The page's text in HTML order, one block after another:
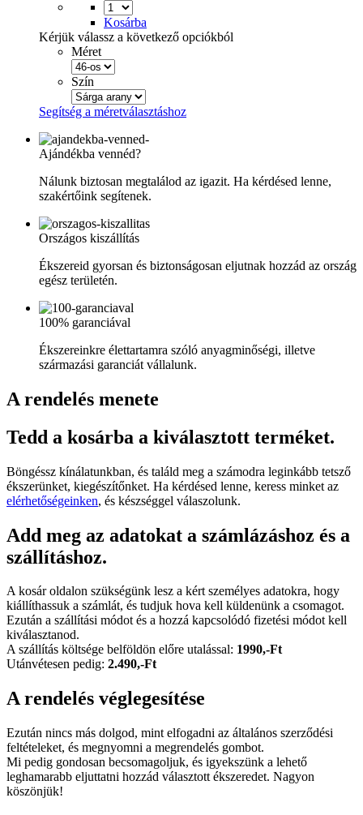
Kosárba
Kérjük válassz a következő opciókból
Méret
Szín
Segítség a méretválasztáshoz
Ajándékba vennéd?
Nálunk biztosan megtalálod az igazit. Ha kérdésed lenne,
szakértőink segítenek.
Országos kiszállítás
Ékszereid gyorsan és biztonságosan eljutnak hozzád az ország
egész területén.
100% garanciával
Ékszereinkre élettartamra szóló anyagminőségi, illetve
származási garanciát vállalunk.
A rendelés menete
Tedd a kosárba a kiválasztott terméket.
Böngéssz kínálatunkban, és találd meg a számodra leginkább tetsző
ékszerünket, kiegészítőnket. Ha kérdésed lenne, keress minket az
elérhetőségeinken, és készséggel válaszolunk.
Add meg az adatokat a számlázáshoz és a
szállításhoz.
A kosár oldalon szükségünk lesz a kért személyes adatokra, hogy
kiállíthassuk a számlát, és tudjuk hova kell küldenünk a csomagot.
Ezután a szállítási módot és a hozzá kapcsolódó fizetési módot kell
kiválasztanod.
A szállítás költsége belföldön előre utalással: 1990,-Ft
Utánvétesen pedig: 2.490,-Ft
A rendelés véglegesítése
Ezután nincs más dolgod, mint elfogadni az általános szerződési
feltételeket, és megnyomni a megrendelés gombot.
Mi pedig gondosan becsomagoljuk, és igyekszünk a lehető
leghamarabb eljuttatni hozzád választott ékszeredet. Nagyon
köszönjük!